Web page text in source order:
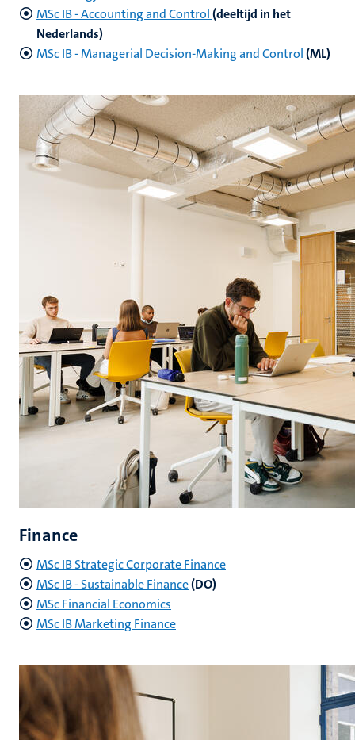
MSc IB - Accounting and Control(deeltijd in het
Nederlands)
MSc IB - Managerial Decision-Making and Control(ML)
Finance
MSc IB Strategic Corporate Finance
MSc IB - Sustainable Finance(DO)
MSc Financial Economics
MSc IB Marketing Finance